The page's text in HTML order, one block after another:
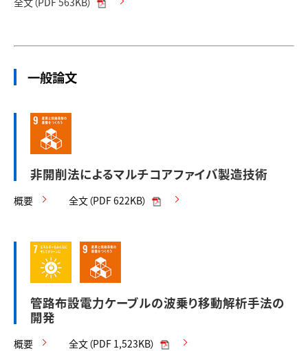
一般論文
非開削法によるマルチコアファイバ製造技術
概要 全文（PDF 622KB）
管路布設電力ケーブルの波乗り移動解析手法の
開発
概要 全文（PDF 1,523KB）